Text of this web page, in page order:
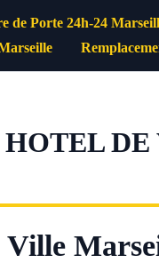
de Porte 24h-24